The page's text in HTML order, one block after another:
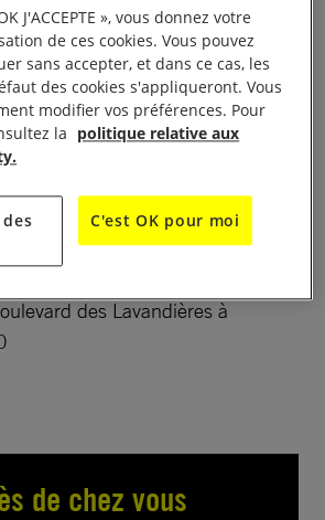
Livres les samedi 26 MARS et
de 9h à 18h,
enfants/RP) pour
pétitions
DU MONDE :produits du
à 18H 30 au Cineval projection
des Lavandières à
de chez vous
J'ACCEPTE », vous donnez votre
de ces cookies. Vous pouvez
sans accepter, et dans ce cas, les
des cookies s'appliqueront. Vous
modifier vos préférences. Pour
la politique relative aux
C'est OK pour moi